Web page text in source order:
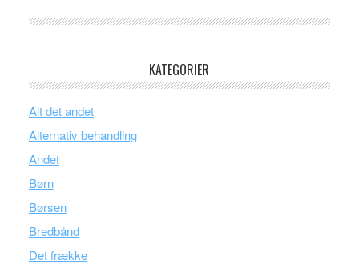
KATEGORIER
Alt det andet
Alternativ behandling
Andet
Børn
Børsen
Bredbånd
Det frække